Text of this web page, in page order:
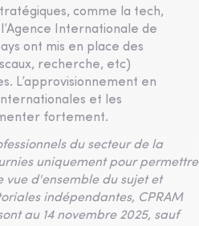
comme la tech,
Internationale de
ont mis en place des
recherche, etc)
L’approvisionnement en
et les
fortement.
du secteur de la
uniquement pour permettre
vue d'ensemble du sujet et
indépendantes, CPRAM
au 14 novembre 2025, sauf